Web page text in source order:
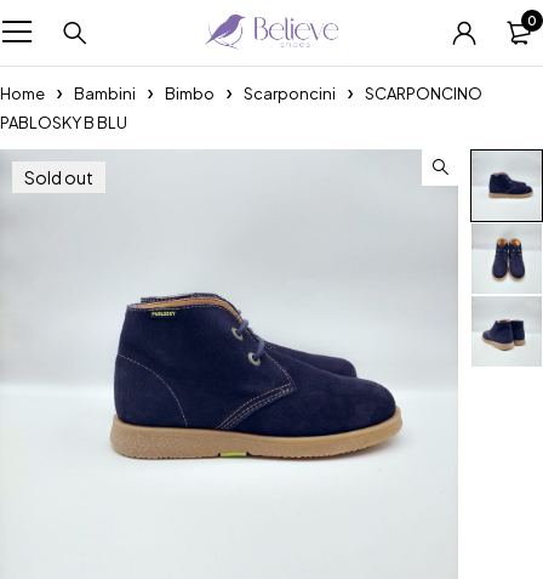
0
Home Bambini Bimbo Scarponcini
SCARPONCINO
PABLOSKY B BLU
Sold out